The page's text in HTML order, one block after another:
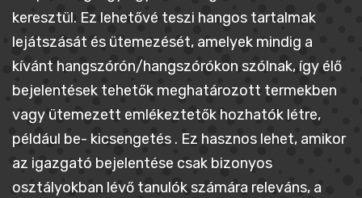
keresztül. Ez lehetővé teszi hangos tartalmak
lejátszását és ütemezését, amelyek mindig a
kívánt hangszórón/hangszórókon szólnak, így élő
bejelentések tehetők meghatározott termekben
vagy ütemezett emlékeztetők hozhatók létre,
például be- kicsengetés . Ez hasznos lehet, amikor
az igazgató bejelentése csak bizonyos
osztályokban lévő tanulók számára releváns, a